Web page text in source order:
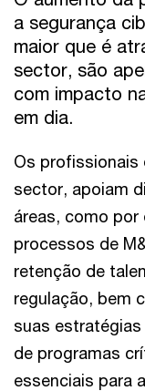
a segurança
maior que é
sector, são
com impacto
em dia.
Os profissionais
sector, apoiam
áreas, como por
processos de
retenção de
regulação, bem
suas
de programas
essenciais para